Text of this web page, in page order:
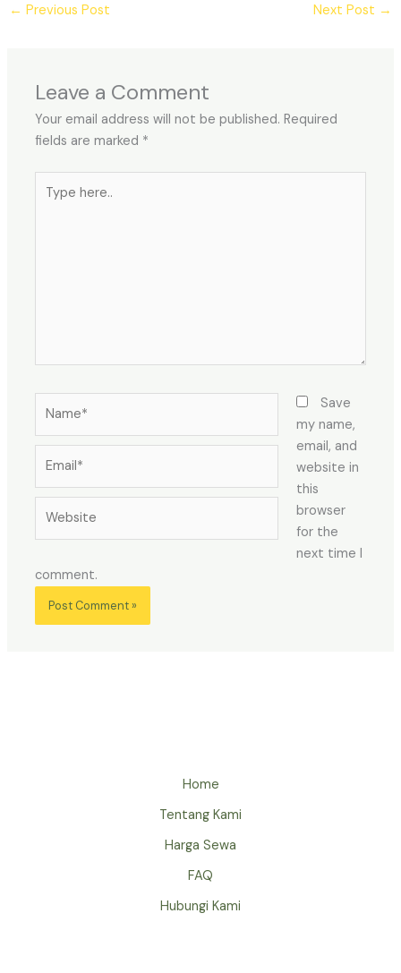
← Previous Post Next Post →
Leave a Comment
Your email address will not be published. Required
fields are marked *
here..
Save
my name,
email, and
website in
this
browser
for the
next time I
comment.
Home
Tentang Kami
Harga Sewa
FAQ
Hubungi Kami